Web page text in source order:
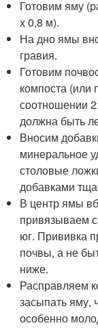
Готовим яму
х 0,8 м).
На дно ямы
гравия.
Готовим
компоста (или
соотношении
должна быть
Вносим
минеральное
столовые
добавками
В центр ямы
привязываем
юг. Прививка
почвы, а не
ниже.
Расправляем
засыпать яму,
особенно